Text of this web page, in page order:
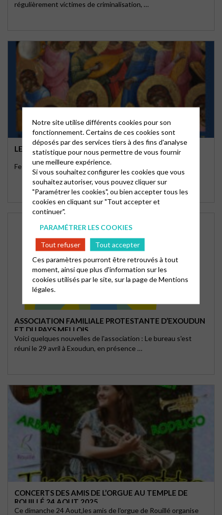
régulièrement victimes de criminalisation, …
LE PETIT SAIRÉ
Festival Sairémusiques 20e édition
ASSOCIATION FAMILIALE PROTESTANTE D’EXOUDUN
ET DU PAYS MELLOIS
Voici quelques nouvelles de l'association : Le bureau s'est
réuni le 29 avril à Exoudun, en présence …
CONCERTS DES AMIS DE L’ORGUE AU TEMPLE DE
ROUILLÉ 24 AOUT 2025
Ce dimanche 24 Aout,les amis de l'orgue de Rouillé organise
Notre site utilise différents cookies pour son
fonctionnement. Certains de ces cookies sont
déposés par des services tiers à des fins d'analyse
statistique pour nous permettre de vous fournir
une meilleure expérience.
Si vous souhaitez configurer les cookies que vous
souhaitez autoriser, vous pouvez cliquer sur
"Paramétrer les cookies", ou bien accepter tous les
cookies en cliquant sur "Tout accepter et
continuer".
PARAMÉTRER LES COOKIES
Tout refuser
Tout accepter
Ces paramètres pourront être retrouvés à tout
moment, ainsi que plus d'information sur les
cookies utilisés par le site, sur la page deMentions
légales.